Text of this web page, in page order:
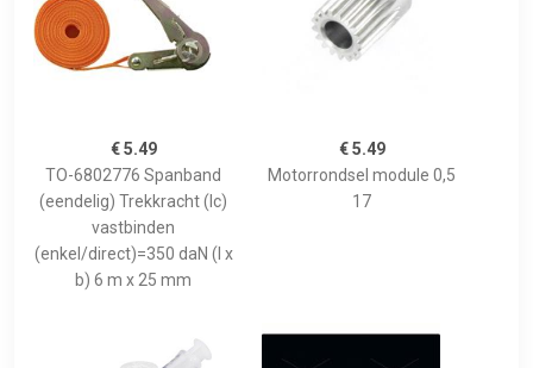
€ 5.49
TO-6802776 Spanband
(eendelig) Trekkracht (lc)
vastbinden
(enkel/direct)=350 daN (l x
b) 6 m x 25 mm
€ 5.49
Motorrondsel module 0,5
17